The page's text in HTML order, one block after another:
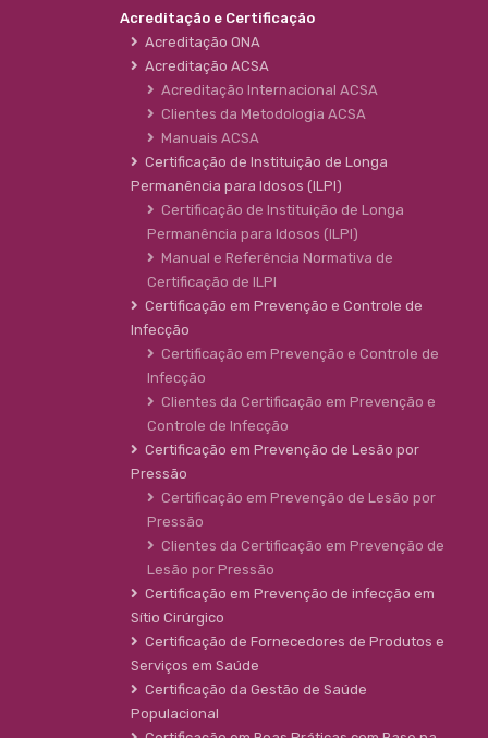
Acreditação e Certificação
Acreditação ONA
Acreditação ACSA
Acreditação Internacional ACSA
Clientes da Metodologia ACSA
Manuais ACSA
Certificação de Instituição de Longa
Permanência para Idosos (ILPI)
Certificação de Instituição de Longa
Permanência para Idosos (ILPI)
Manual e Referência Normativa de
Certificação de ILPI
Certificação em Prevenção e Controle de
Infecção
Certificação em Prevenção e Controle de
Infecção
Clientes da Certificação em Prevenção e
Controle de Infecção
Certificação em Prevenção de Lesão por
Pressão
Certificação em Prevenção de Lesão por
Pressão
Clientes da Certificação em Prevenção de
Lesão por Pressão
Certificação em Prevenção de infecção em
Sítio Cirúrgico
Certificação de Fornecedores de Produtos e
Serviços em Saúde
Certificação da Gestão de Saúde
Populacional